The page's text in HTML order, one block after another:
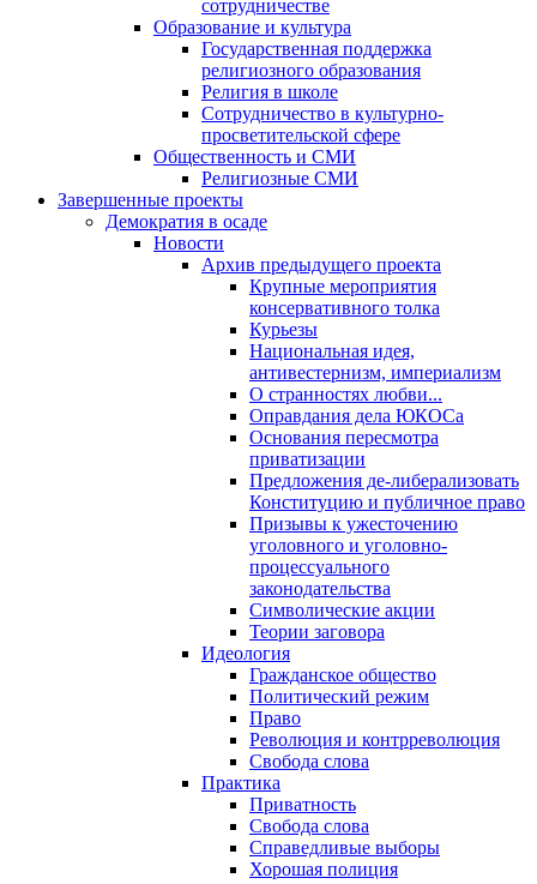
сотрудничестве
Образование и культура
Государственная поддержка
религиозного образования
Религия в школе
Сотрудничество в культурно-
просветительской сфере
Общественность и СМИ
Религиозные СМИ
Завершенные проекты
Демократия в осаде
Новости
Архив предыдущего проекта
Крупные мероприятия
консервативного толка
Курьезы
Национальная идея,
антивестернизм, империализм
О странностях любви...
Оправдания дела ЮКОСа
Основания пересмотра
приватизации
Предложения де-либерализовать
Конституцию и публичное право
Призывы к ужесточению
уголовного и уголовно-
процессуального
законодательства
Символические акции
Теории заговора
Идеология
Гражданское общество
Политический режим
Право
Революция и контрреволюция
Свобода слова
Практика
Приватность
Свобода слова
Справедливые выборы
Хорошая полиция